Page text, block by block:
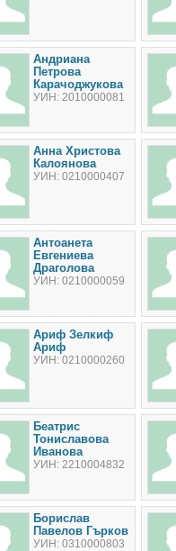
Андриана
Петрова
Карачоджукова
УИН: 2010000081
Анна Христова
Калоянова
УИН: 0210000407
Антоанета
Евгениева
Драголова
УИН: 0210000059
Ариф Зелкиф
Ариф
УИН: 0210000260
Беатрис
Тониславова
Иванова
УИН: 2210004832
Борислав
Павелов Гърков
УИН: 0310000803